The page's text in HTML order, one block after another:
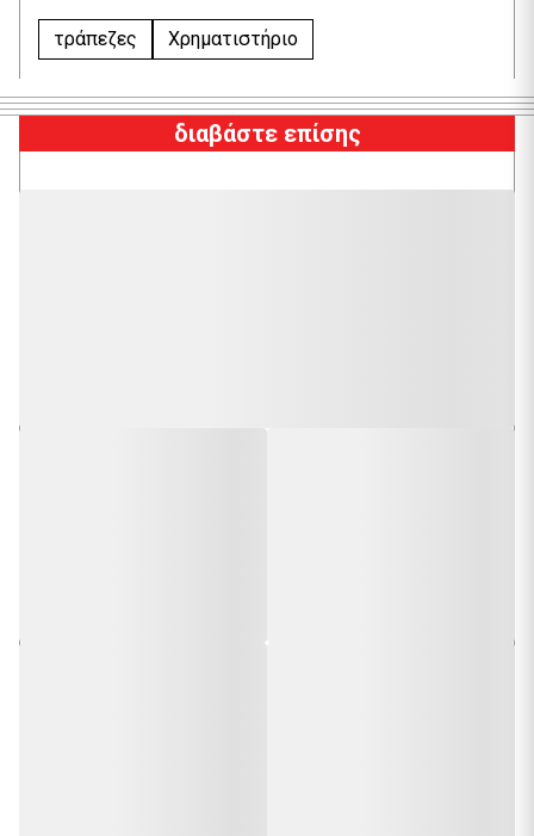
τράπεζες Χρηματιστήριο
διαβάστε επίσης